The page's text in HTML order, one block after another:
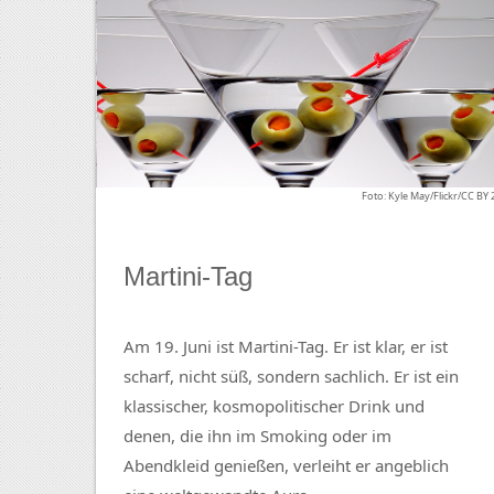
Foto: Kyle May/Flickr/CC BY
Martini-Tag
Am 19. Juni ist Martini-Tag. Er ist klar, er ist
scharf, nicht süß, sondern sachlich. Er ist ein
klassischer, kosmopolitischer Drink und
denen, die ihn im Smoking oder im
Abendkleid genießen, verleiht er angeblich